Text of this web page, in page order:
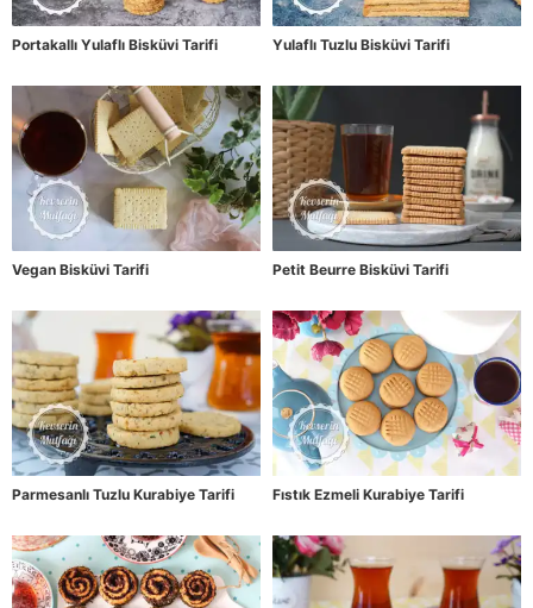
Portakallı Yulaflı Bisküvi Tarifi Yulaflı Tuzlu Bisküvi Tarifi
Vegan Bisküvi Tarifi Petit Beurre Bisküvi Tarifi
Parmesanlı Tuzlu Kurabiye Tarifi Fıstık Ezmeli Kurabiye Tarifi